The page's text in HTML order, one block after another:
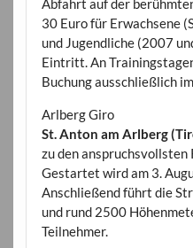
Abfahrt auf der
30 Euro für Erwachsene
und Jugendliche (2007
Eintritt. An
Buchung ausschließlich
Arlberg Giro
St. Anton am Arlberg
zu den anspruchsvollsten
Gestartet wird am 3.
Anschließend führt die
und rund 2500
Teilnehmer.